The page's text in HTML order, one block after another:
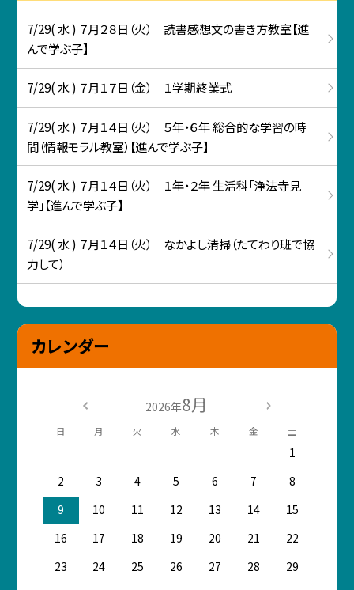
7/29( 水 ) ７月２８日（火） 読書感想文の書き方教室【進
んで学ぶ子】
7/29( 水 ) ７月１７日（金） １学期終業式
7/29( 水 ) ７月１４日（火） ５年・６年 総合的な学習の時
間（情報モラル教室）【進んで学ぶ子】
7/29( 水 ) ７月１４日（火） １年・２年 生活科「浄法寺見
学」【進んで学ぶ子】
7/29( 水 ) ７月１４日（火） なかよし清掃（たてわり班で協
力して）
カレンダー
2026年8月
日 月 火 水 木 金 土
1
2
3 4 5 6 7
8
9
10 11 12 13 14
15
16
17 18 19 20 21
22
23
24 25 26 27 28
29